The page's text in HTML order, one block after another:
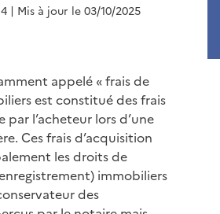
| Mis à jour le 03/10/2025
appelé « frais de
est constitué des frais
par l’acheteur lors d’une
Ces frais d’acquisition
les droits de
immobiliers
des